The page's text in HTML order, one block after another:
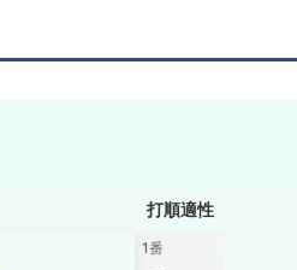
打順適性
1番